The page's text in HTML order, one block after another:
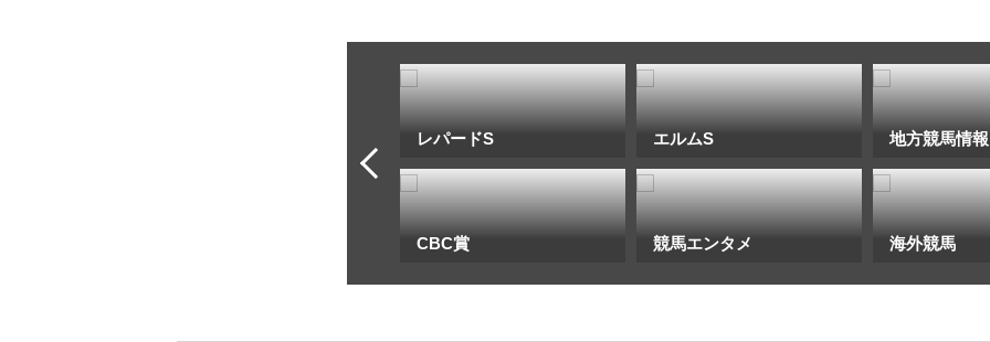
レパードS
CBC賞
エルムS
競馬エンタメ
地方競馬情報
海外競馬